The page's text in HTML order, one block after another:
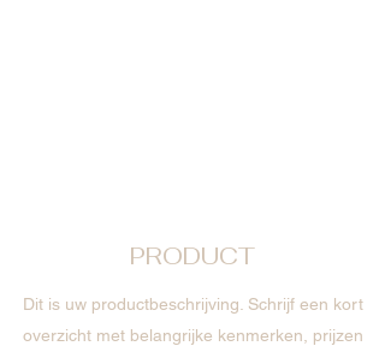
PRODUCT
Dit is uw productbeschrijving. Schrijf een kort
overzicht met belangrijke kenmerken, prijzen